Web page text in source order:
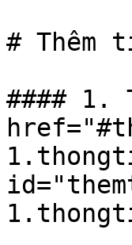
# Thêm
#### 1.